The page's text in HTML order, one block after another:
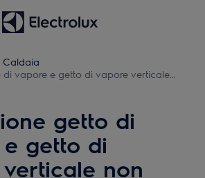
Caldaia
di vapore e getto di vapore verticale
getto di
getto di
non